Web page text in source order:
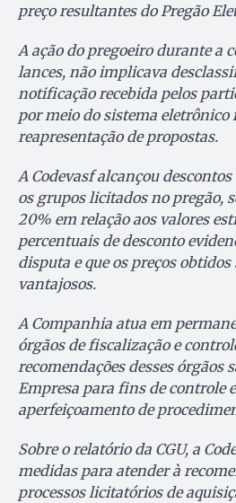
preço resultantes do Pregão
A ação do pregoeiro durante a
lances, não implicava
notificação recebida pelos
por meio do sistema
reapresentação de propostas.
A Codevasf alcançou
os grupos licitados no pregão,
20% em relação aos valores
percentuais de desconto
disputa e que os preços
vantajosos.
A Companhia atua em
órgãos de fiscalização e
recomendações desses órgãos
Empresa para fins de controle
aperfeiçoamento de
Sobre o relatório da CGU, a
medidas para atender à
processos licitatórios de